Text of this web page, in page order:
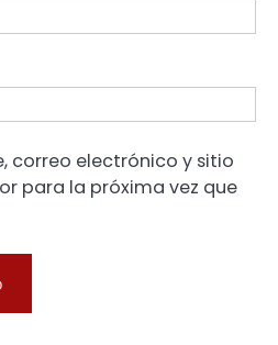
correo electrónico y sitio
para la próxima vez que